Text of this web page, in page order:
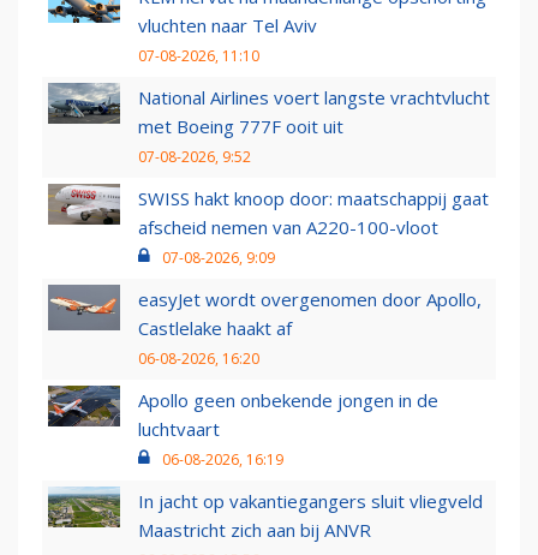
vluchten naar Tel Aviv
07-08-2026, 11:10
National Airlines voert langste vrachtvlucht
met Boeing 777F ooit uit
07-08-2026, 9:52
SWISS hakt knoop door: maatschappij gaat
afscheid nemen van A220-100-vloot
07-08-2026, 9:09
easyJet wordt overgenomen door Apollo,
Castlelake haakt af
06-08-2026, 16:20
Apollo geen onbekende jongen in de
luchtvaart
06-08-2026, 16:19
In jacht op vakantiegangers sluit vliegveld
Maastricht zich aan bij ANVR